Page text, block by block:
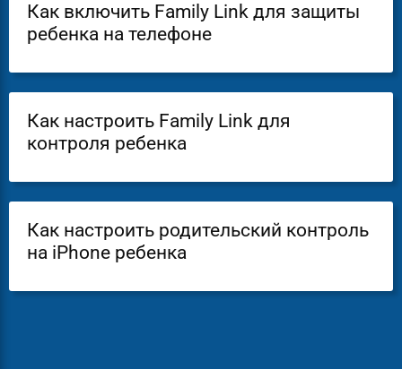
Как включить Family Link для защиты
ребенка на телефоне
Как настроить Family Link для
контроля ребенка
Как настроить родительский контроль
на iPhone ребенка